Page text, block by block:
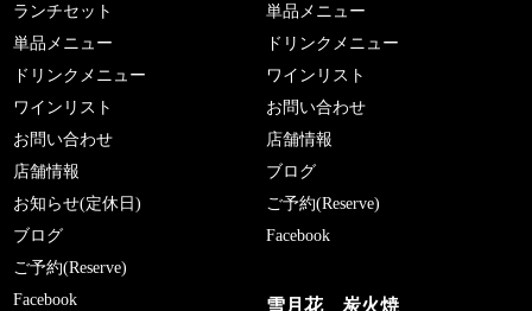
ランチセット
単品メニュー
ドリンクメニュー
ワインリスト
お問い合わせ
店舗情報
お知らせ(定休日)
ブログ
ご予約(Reserve)
Facebook
単品メニュー
ドリンクメニュー
ワインリスト
お問い合わせ
店舗情報
ブログ
ご予約(Reserve)
Facebook
雪月花 炭火焼